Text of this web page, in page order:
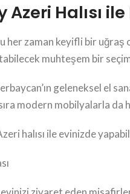
Azeri Halısı
her zaman keyifli bir uğraş
muhteşem bir
geleneksel el
modern mobilyalarla da
halısı ile evinizde